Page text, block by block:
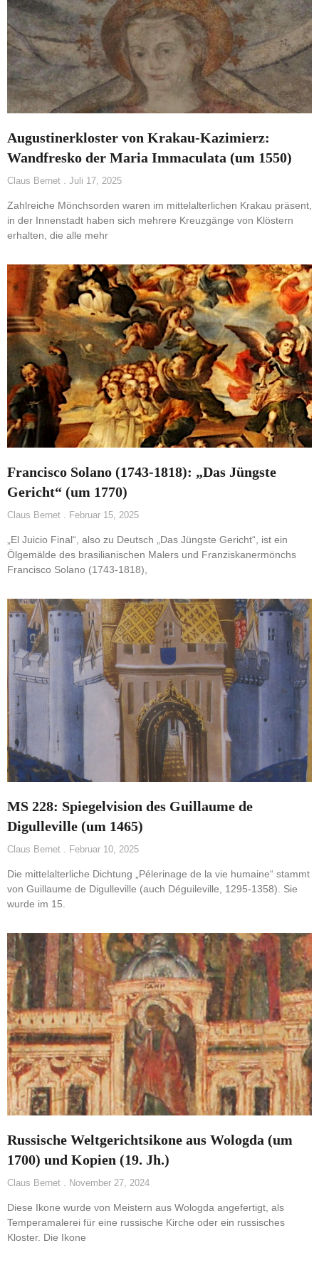
Augustinerkloster von Krakau-Kazimierz:
Wandfresko der Maria Immaculata (um 1550)
Claus Bernet Juli 17, 2025
Zahlreiche Mönchsorden waren im mittelalterlichen Krakau präsent,
in der Innenstadt haben sich mehrere Kreuzgänge von Klöstern
erhalten, die alle mehr
Francisco Solano (1743-1818): „Das Jüngste
Gericht“ (um 1770)
Claus Bernet Februar 15, 2025
„El Juicio Final“, also zu Deutsch „Das Jüngste Gericht“, ist ein
Ölgemälde des brasilianischen Malers und Franziskanermönchs
Francisco Solano (1743-1818),
MS 228: Spiegelvision des Guillaume de
Digulleville (um 1465)
Claus Bernet Februar 10, 2025
Die mittelalterliche Dichtung „Pélerinage de la vie humaine“ stammt
von Guillaume de Digulleville (auch Déguileville, 1295-1358). Sie
wurde im 15.
Russische Weltgerichtsikone aus Wologda (um
1700) und Kopien (19. Jh.)
Claus Bernet November 27, 2024
Diese Ikone wurde von Meistern aus Wologda angefertigt, als
Temperamalerei für eine russische Kirche oder ein russisches
Kloster. Die Ikone